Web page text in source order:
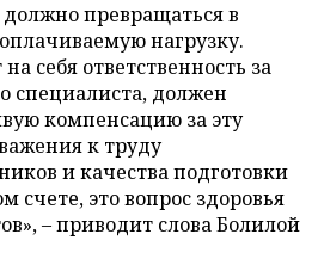
превращаться в
нагрузку.
себя ответственность за
специалиста, должен
компенсацию за эту
к труду
и качества подготовки
счете, это вопрос здоровья
– приводит слова Болилой